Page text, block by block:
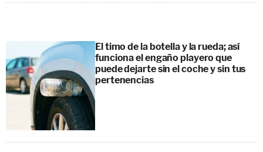
El timo de la botella y la rueda; así
funciona el engaño playero que
puede dejarte sin el coche y sin tus
pertenencias